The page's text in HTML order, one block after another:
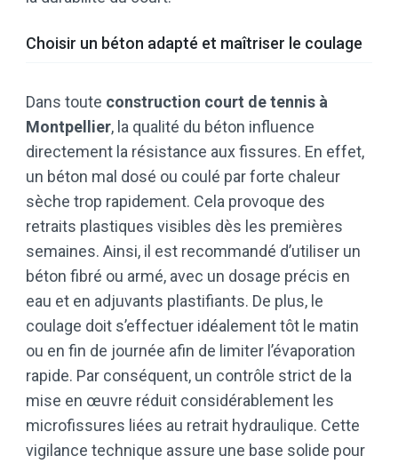
Choisir un béton adapté et maîtriser le coulage
Dans toute construction court de tennis à
Montpellier, la qualité du béton influence
directement la résistance aux fissures. En effet,
un béton mal dosé ou coulé par forte chaleur
sèche trop rapidement. Cela provoque des
retraits plastiques visibles dès les premières
semaines. Ainsi, il est recommandé d’utiliser un
béton fibré ou armé, avec un dosage précis en
eau et en adjuvants plastifiants. De plus, le
coulage doit s’effectuer idéalement tôt le matin
ou en fin de journée afin de limiter l’évaporation
rapide. Par conséquent, un contrôle strict de la
mise en œuvre réduit considérablement les
microfissures liées au retrait hydraulique. Cette
vigilance technique assure une base solide pour